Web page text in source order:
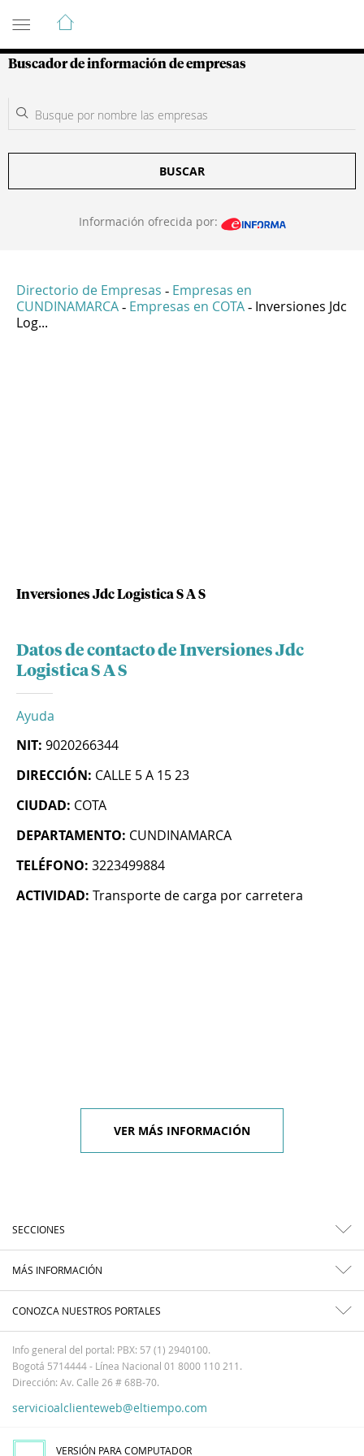
Guía de Empresas Colombianas
Buscador de información de empresas
BUSCAR
Información ofrecida por:
Directorio de Empresas - Empresas en
CUNDINAMARCA - Empresas en COTA - Inversiones Jdc
Log...
Inversiones Jdc Logistica S A S
Datos de contacto de Inversiones Jdc
Logistica S A S
Ayuda
NIT: 9020266344
DIRECCIÓN: CALLE 5 A 15 23
CIUDAD: COTA
DEPARTAMENTO: CUNDINAMARCA
TELÉFONO: 3223499884
ACTIVIDAD: Transporte de carga por carretera
VER MÁS INFORMACIÓN
SECCIONES
MÁS INFORMACIÓN
CONOZCA NUESTROS PORTALES
Info general del portal: PBX: 57 (1) 2940100.
Bogotá 5714444 - Línea Nacional 01 8000 110 211.
Dirección: Av. Calle 26 # 68B-70.
servicioalclienteweb@eltiempo.com
VERSIÓN PARA COMPUTADOR